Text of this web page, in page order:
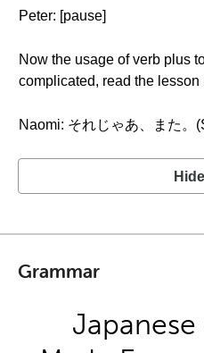
Peter: [pause]
Now the usage of verb plus
complicated, read the
Naomi: それじゃあ、また。
Hide
Grammar